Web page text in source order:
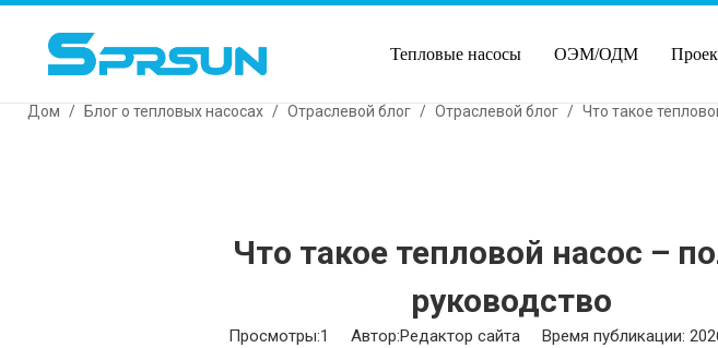
Тепловые насосы ОЭМ/ОДМ
Дом / Блог о тепловых насосах / Отраслевой блог / Отраслевой блог / Что такое
Что такое тепловой насос –
руководство
Просмотры:1
Автор:Pедактор сайта Время публикации: